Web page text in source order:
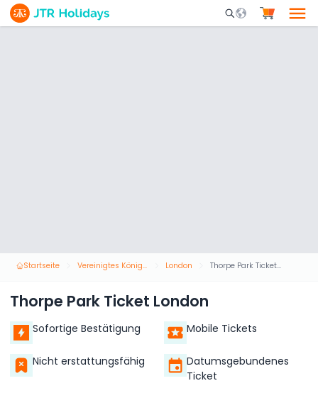
Mobile Search
Startseite Vereinigtes Königreich London Thorpe Park Ticket London
Thorpe Park Ticket London
Sofortige Bestätigung Mobile Tickets
Nicht erstattungsfähig
Datumsgebundenes
Ticket